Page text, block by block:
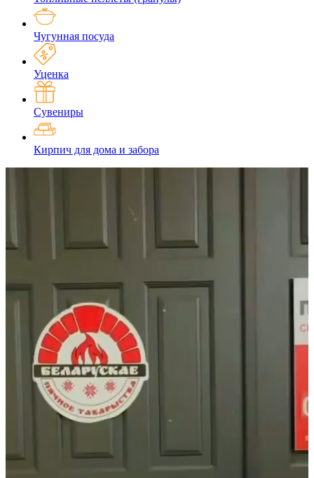
Чугунная посуда
Уценка
Сувениры
Кирпич для дома и забора